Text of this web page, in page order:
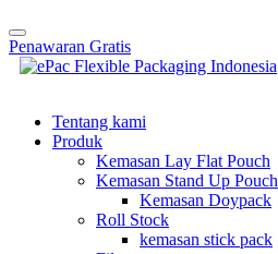
Penawaran Gratis
Tentang kami
Produk
Kemasan Lay Flat Pouch
Kemasan Stand Up Pouch
Kemasan Doypack
Roll Stock
kemasan stick pack